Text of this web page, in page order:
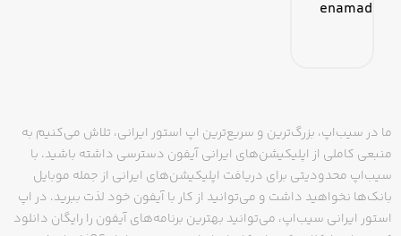
ما در سیب‌اپ، بزرگ‌ترین و سریع‌ترین اپ استور ایرانی، تلاش می‌کنیم به
منبعی کاملی از اپلیکیشن‌های ایرانی آیفون دسترسی داشته باشید. با
سیب‌اپ محدودیتی برای دریافت اپلیکیشن‌های ایرانی از جمله موبایل
بانک‌ها نخواهید داشت و می‌توانید از کار با آیفون خود لذت ببرید. در اپ
استور ایرانی سیب‌اپ، می‌توانید بهترین برنامه‌های آیفون را رایگان دانلود